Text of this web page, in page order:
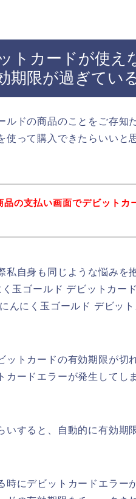
トカードが使え
期限が過ぎている
ドの商品のことをご存知
使って購入できたらいいと
の支払い画面でデビットカ
自身も同じような悩みを
玉ゴールド デビットカ
んにく玉ゴールド デビッ
ットカードの有効期限が切
ードエラーが発生してし
すると、自動的に有効期
にデビットカードエラー